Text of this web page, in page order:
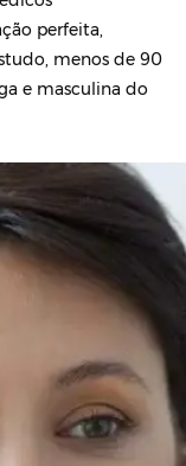
perfeita,
menos de 90
e masculina do